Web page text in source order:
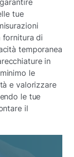
tue
fornitura di
temporanea
in
le
e valorizzare
le tue
il